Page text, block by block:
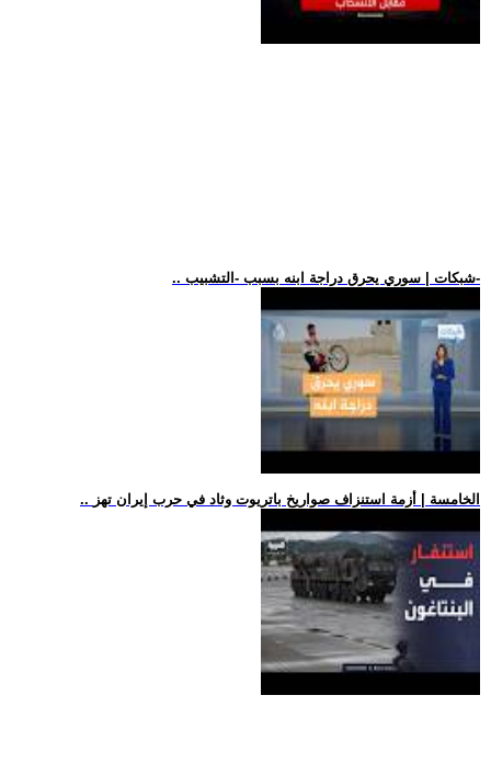
.. شبكات | سوري يحرق دراجة ابنه بسبب -التشبيب-
.. الخامسة | أزمة استنزاف صواريخ باتريوت وثاد في حرب إيران تهز